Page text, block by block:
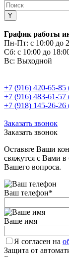
График работы
Пн-Пт: с 10:00 до
Сб: с 10:00 до
Вс: Выходной
+7 (916) 420-65-
+7 (916) 483-61-
+7 (918) 145-26-
Заказать звонок
Заказать звонок
Оставьте Ваши
свяжутся с Вами
Вашего вопроса.
Ваш телефон*
Ваше имя
Я согласен на
Защита от